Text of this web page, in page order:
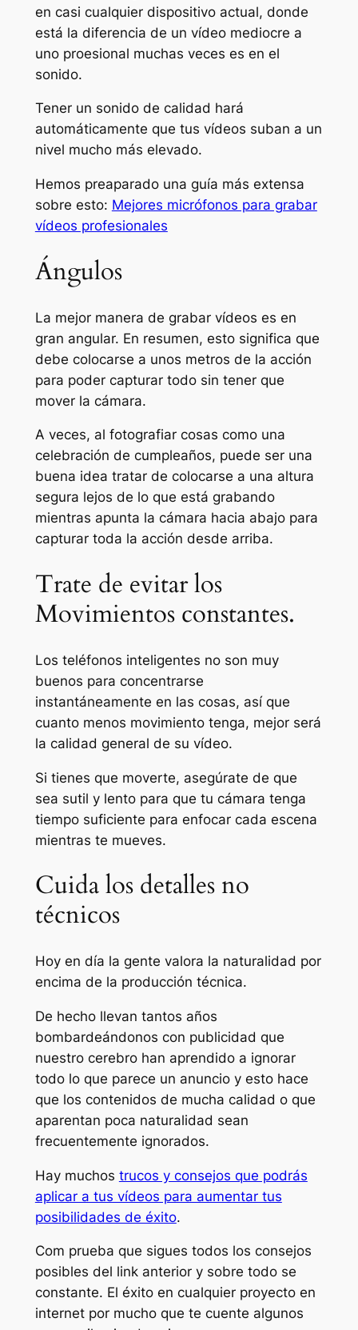
en casi cualquier dispositivo actual, donde
está la diferencia de un vídeo mediocre a
uno proesional muchas veces es en el
sonido.
Tener un sonido de calidad hará
automáticamente que tus vídeos suban a un
nivel mucho más elevado.
Hemos preaparado una guía más extensa
sobre esto: Mejores micrófonos para grabar
vídeos profesionales
Ángulos
La mejor manera de grabar vídeos es en
gran angular. En resumen, esto significa que
debe colocarse a unos metros de la acción
para poder capturar todo sin tener que
mover la cámara.
A veces, al fotografiar cosas como una
celebración de cumpleaños, puede ser una
buena idea tratar de colocarse a una altura
segura lejos de lo que está grabando
mientras apunta la cámara hacia abajo para
capturar toda la acción desde arriba.
Trate de evitar los
Movimientos constantes.
Los teléfonos inteligentes no son muy
buenos para concentrarse
instantáneamente en las cosas, así que
cuanto menos movimiento tenga, mejor será
la calidad general de su vídeo.
Si tienes que moverte, asegúrate de que
sea sutil y lento para que tu cámara tenga
tiempo suficiente para enfocar cada escena
mientras te mueves.
Cuida los detalles no
técnicos
Hoy en día la gente valora la naturalidad por
encima de la producción técnica.
De hecho llevan tantos años
bombardeándonos con publicidad que
nuestro cerebro han aprendido a ignorar
todo lo que parece un anuncio y esto hace
que los contenidos de mucha calidad o que
aparentan poca naturalidad sean
frecuentemente ignorados.
Hay muchos trucos y consejos que podrás
aplicar a tus vídeos para aumentar tus
posibilidades de éxito.
Com prueba que sigues todos los consejos
posibles del link anterior y sobre todo se
constante. El éxito en cualquier proyecto en
internet por mucho que te cuente algunos